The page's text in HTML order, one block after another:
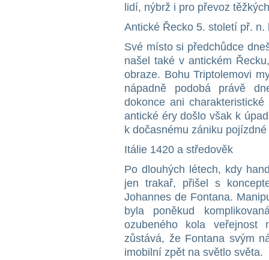
lidí, nýbrž i pro převoz
Antické Řecko 5. století př. n.
Své místo si předchůdce
našel také v antickém
obraze. Bohu Triptolemovi
nápadně podobá právě
dokonce ani
antické éry došlo však k
k dočasnému zániku
Itálie 1420 a středověk
Po dlouhých létech, kdy
jen trakař, přišel s
Johannes de Fontana.
byla poněkud
ozubeného kola veřejnost
zůstává, že Fontana svým
imobilní zpět na světlo světa.